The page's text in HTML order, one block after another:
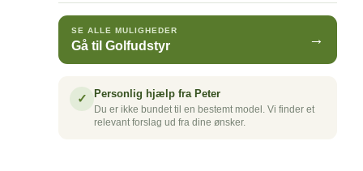
SE ALLE MULIGHEDER
Gå til Golfudstyr →
✓ Personlig hjælp fra Peter
Du er ikke bundet til en bestemt model. Vi finder et
relevant forslag ud fra dine ønsker.